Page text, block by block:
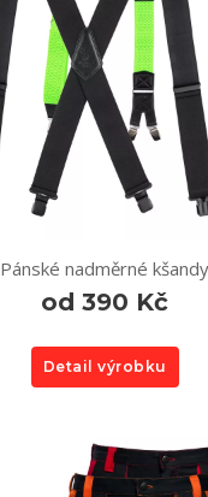
Pánské nadměrné kšandy
od 390 Kč
Detail výrobku